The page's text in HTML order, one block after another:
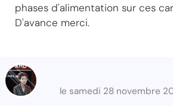
phases d'alimentation sur ces
D'avance merci.
le samedi 28 novembre